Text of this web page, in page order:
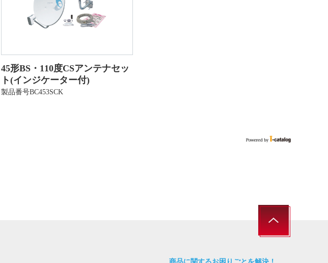
45形BS・110度CSアンテナセッ
ト(インジケーター付)
製品番号BC453SCK